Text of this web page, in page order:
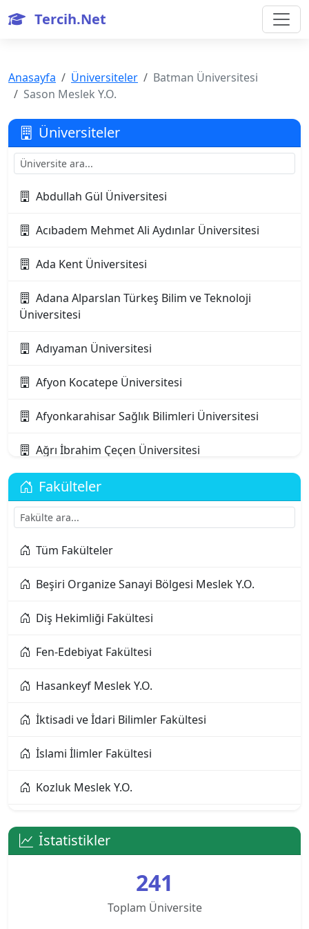
Tercih.Net
Anasayfa Üniversiteler
Batman Üniversitesi
Sason Meslek Y.O.
Üniversiteler
Abdullah Gül Üniversitesi
Acıbadem Mehmet Ali Aydınlar Üniversitesi
Ada Kent Üniversitesi
Adana Alparslan Türkeş Bilim ve Teknoloji
Üniversitesi
Adıyaman Üniversitesi
Afyon Kocatepe Üniversitesi
Afyonkarahisar Sağlık Bilimleri Üniversitesi
Ağrı İbrahim Çeçen Üniversitesi
Akdeniz Karpaz Üniversitesi
Akdeniz Üniversitesi
Aksaray Üniversitesi
Alanya Alaaddin Keykubat Üniversitesi
Alanya Üniversitesi
Altınbaş Üniversitesi
Amasya Üniversitesi
Anadolu Üniversitesi
Ankara Bilim Üniversitesi
Ankara Hacı Bayram Veli Üniversitesi
Ankara Müzik ve Güzel Sanatlar Üniversitesi
Ankara Sosyal Bilimler Üniversitesi
Fakülteler
Tüm Fakülteler
Beşiri Organize Sanayi Bölgesi Meslek Y.O.
Diş Hekimliği Fakültesi
Fen-Edebiyat Fakültesi
Hasankeyf Meslek Y.O.
İktisadi ve İdari Bilimler Fakültesi
İslami İlimler Fakültesi
Kozluk Meslek Y.O.
Sağlık Bilimleri Fakültesi
Sağlık Hizmetleri Meslek Y.O.
İstatistikler
241
Toplam Üniversite